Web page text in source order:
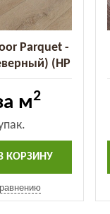
Parquet -
(HP
м2
КОРЗИНУ